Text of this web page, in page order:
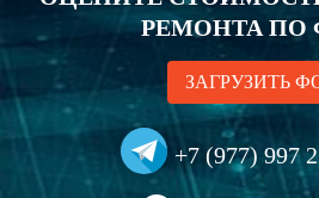
РЕМОНТА ПО
ЗАГРУЗИТЬ
+7 (977) 997